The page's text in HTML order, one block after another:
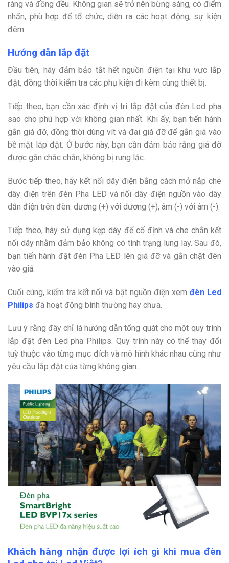
ràng và đồng đều. Không gian sẽ trở nên bừng sáng, có điểm
nhấn, phù hợp để tổ chức, diễn ra các hoạt động, sự kiện
đêm.
Hướng dẫn lắp đặt
Đầu tiên, hãy đảm bảo tắt hết nguồn điện tại khu vực lắp
đặt, đồng thời kiểm tra các phụ kiện đi kèm cùng thiết bị.
Tiếp theo, bạn cần xác định vị trí lắp đặt của đèn Led pha
sao cho phù hợp với không gian nhất. Khi ấy, bạn tiến hành
gắn giá đỡ, đồng thời dùng vít và đai giá đỡ để gắn giá vào
bề mặt lắp đặt. Ở bước này, bạn cần đảm bảo rằng giá đỡ
được gắn chắc chắn, không bị rung lắc.
Bước tiếp theo, hãy kết nối dây điện bằng cách mở nắp che
dây điện trên đèn Pha LED và nối dây điện nguồn vào dây
dẫn điện trên đèn: dương (+) với dương (+), âm (-) với âm (-).
Tiếp theo, hãy sử dụng kẹp dây để cố định và che chắn kết
nối dây nhằm đảm bảo không có tình trạng lung lay. Sau đó,
bạn tiến hành đặt đèn Pha LED lên giá đỡ và gắn chặt đèn
vào giá.
Cuối cùng, kiểm tra kết nối và bật nguồn điện xem đèn Led
Philips đã hoạt động bình thường hay chưa.
Lưu ý rằng đây chỉ là hướng dẫn tổng quát cho một quy trình
lắp đặt đèn Led pha Philips. Quy trình này có thể thay đổi
tuỳ thuộc vào từng mục đích và mô hình khác nhau cũng như
yêu cầu lắp đặt của từng không gian.
Khách hàng nhận được lợi ích gì khi mua đèn